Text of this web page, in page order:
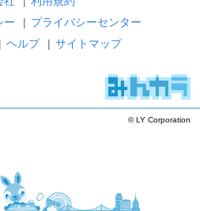
ー
| プライバシーセンター
| ヘルプ | サイトマップ
© LY Corporation